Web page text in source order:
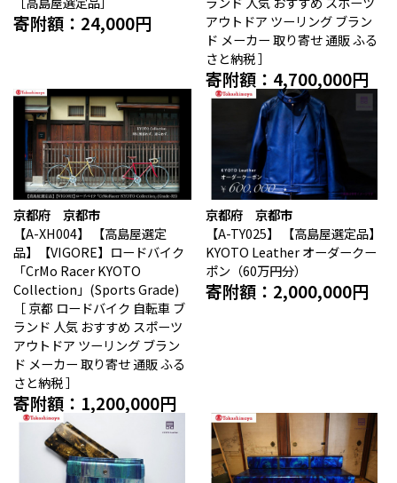
寄附額：24,000円
アウトドア ツーリング ブラン
ド メーカー 取り寄せ 通販 ふる
さと納税 ］
寄附額：4,700,000円
京都府 京都市
【A-XH004】
【高島屋選定
品】【VIGORE】ロードバイク
「CrMo Racer KYOTO
Collection」(Sports Grade)
［ 京都 ロードバイク 自転車 ブ
ランド 人気 おすすめ スポーツ
アウトドア ツーリング ブラン
ド メーカー 取り寄せ 通販 ふる
さと納税 ］
寄附額：1,200,000円
京都府 京都市
【A-TY025】
【高島屋選定品】
KYOTO Leather オーダークー
ポン（60万円分）
寄附額：2,000,000円